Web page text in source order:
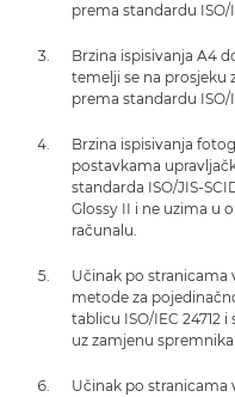
prema standardu ISO/
Brzina ispisivanja A4
temelji se na prosjeku
prema standardu ISO/
Brzina ispisivanja
postavkama
standarda ISO/JIS-
Glossy II i ne uzima u
računalu.
Učinak po stranicama
metode za
tablicu ISO/IEC 24712
uz zamjenu
Učinak po stranicama